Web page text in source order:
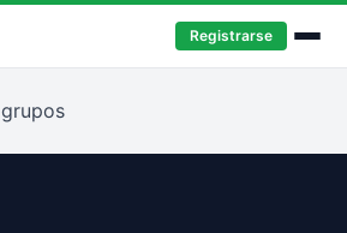
Registrarse
grupos